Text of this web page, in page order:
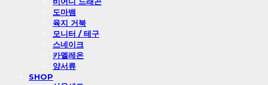
도마뱀
육지 거북
모니터 / 테구
스네이크
카멜레온
양서류
SHOP